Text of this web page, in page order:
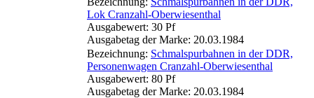
Lok Cranzahl-Oberwiesenthal
Ausgabewert: 30 Pf
Ausgabetag der Marke: 20.03.1984
Bezeichnung: Schmalspurbahnen in der DDR,
Personenwagen Cranzahl-Oberwiesenthal
Ausgabewert: 80 Pf
Ausgabetag der Marke: 20.03.1984